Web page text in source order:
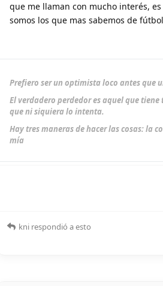
que me llaman con mucho interés,
somos los que mas sabemos de
Prefiero ser un optimista loco antes que
El verdadero perdedor es aquel que
que ni siquiera lo intenta.
Hay tres maneras de hacer las cosas: la
mía
kni respondió a esto